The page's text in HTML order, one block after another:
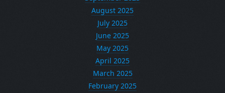
August 2025
July 2025
June 2025
May 2025
April 2025
March 2025
February 2025